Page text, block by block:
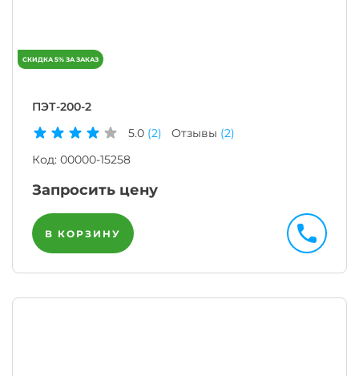
ПЭТ-200-2
5.0 (2) Отзывы (2)
Код: 00000-15258
Запросить цену
В КОРЗИНУ